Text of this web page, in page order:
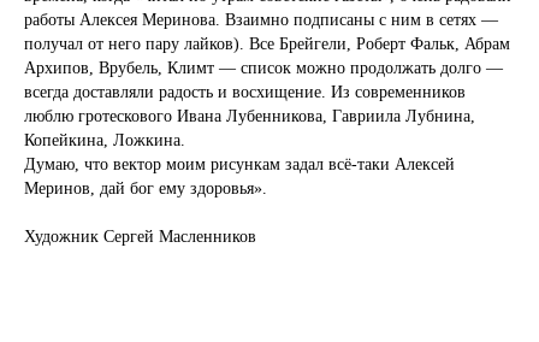
работы Алексея Меринова. Взаимно подписаны с ним в сетях —
получал от него пару лайков). Все Брейгели, Роберт Фальк, Абрам
Архипов, Врубель, Климт — список можно продолжать долго —
всегда доставляли радость и восхищение. Из современников
люблю гротескового Ивана Лубенникова, Гавриила Лубнина,
Копейкина, Ложкина.
Думаю, что вектор моим рисункам задал всё-таки Алексей
Меринов, дай бог ему здоровья».
Художник Сергей Масленников